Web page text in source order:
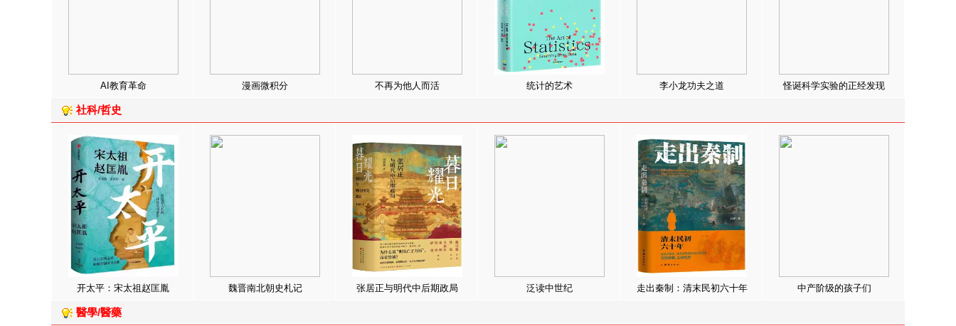
AI教育革命 漫画微积分 不再为他人而活 统计的艺术 李小龙功夫之道 怪诞科学实验的正经发现
社科/哲史
开太平：宋太祖赵匡胤 魏晋南北朝史札记 张居正与明代中后期政局 泛读中世纪 走出秦制：清末民初六十年 中产阶级的孩子们
醫學/醫藥